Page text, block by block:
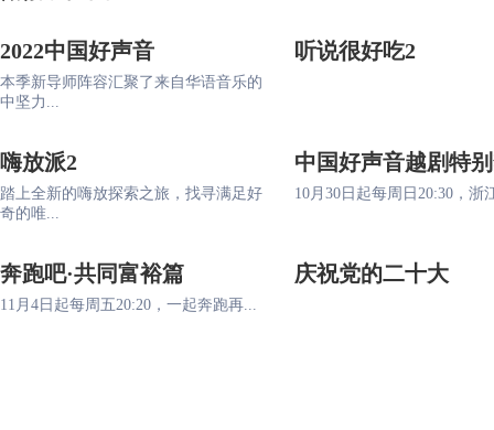
2022中国好声音
本季新导师阵容汇聚了来自华语音乐的
中坚力...
听说很好吃2
嗨放派2
踏上全新的嗨放探索之旅，找寻满足好
奇的唯...
中国好声音越剧特
10月30日起每周日20:30，浙
奔跑吧·共同富裕篇
11月4日起每周五20:20，一起奔跑再...
庆祝党的二十大